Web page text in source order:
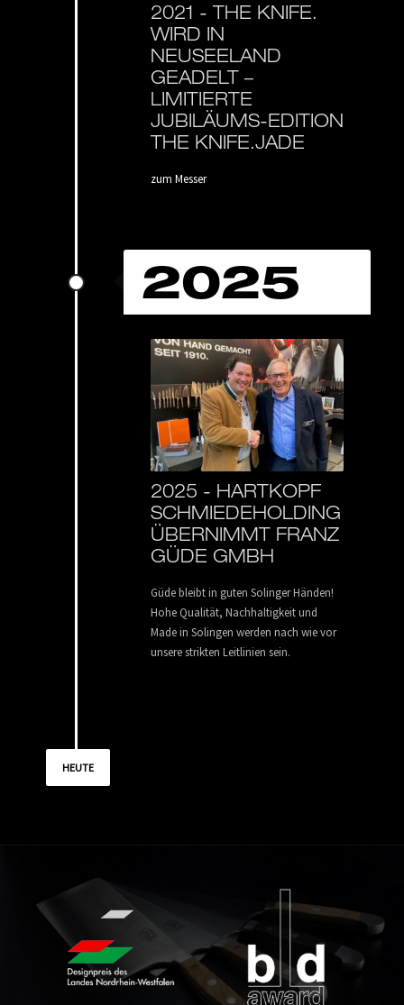
2021 - THE KNIFE.
WIRD IN
NEUSEELAND
GEADELT –
LIMITIERTE
JUBILÄUMS-EDITION
THE KNIFE.JADE
zum Messer
2025
2025 - HARTKOPF
SCHMIEDEHOLDING
ÜBERNIMMT FRANZ
GÜDE GMBH
Güde bleibt in guten SolingerHänden!
Hohe Qualität, Nachhaltigkeit und
Madein Solingen werden nach wie vor
unserestrikten Leitlinien sein.
HEUTE